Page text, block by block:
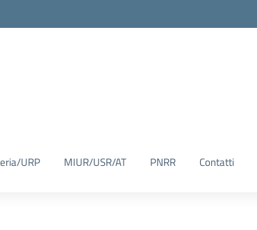
URP MIUR/USR/AT PNRR Contatti